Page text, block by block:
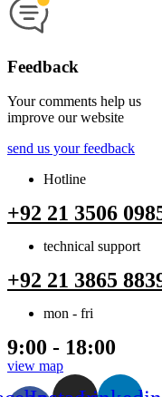
Feedback
Your comments help us
improve our website
send us your feedback
Hotline
+92 21 3506
technical support
+92 21 3865
mon - fri
9:00 - 18:00
view map